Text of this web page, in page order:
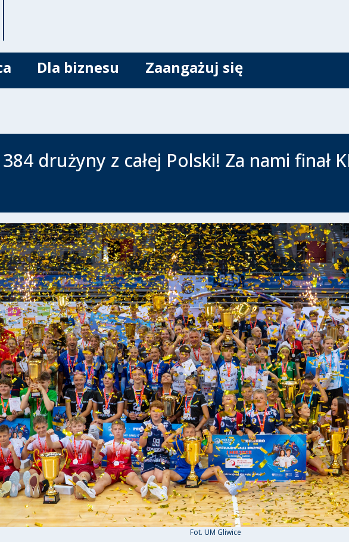
Dla biznesu Zaangażuj się
drużyny z całej Polski! Za nami finał
Fot. UM Gliwice